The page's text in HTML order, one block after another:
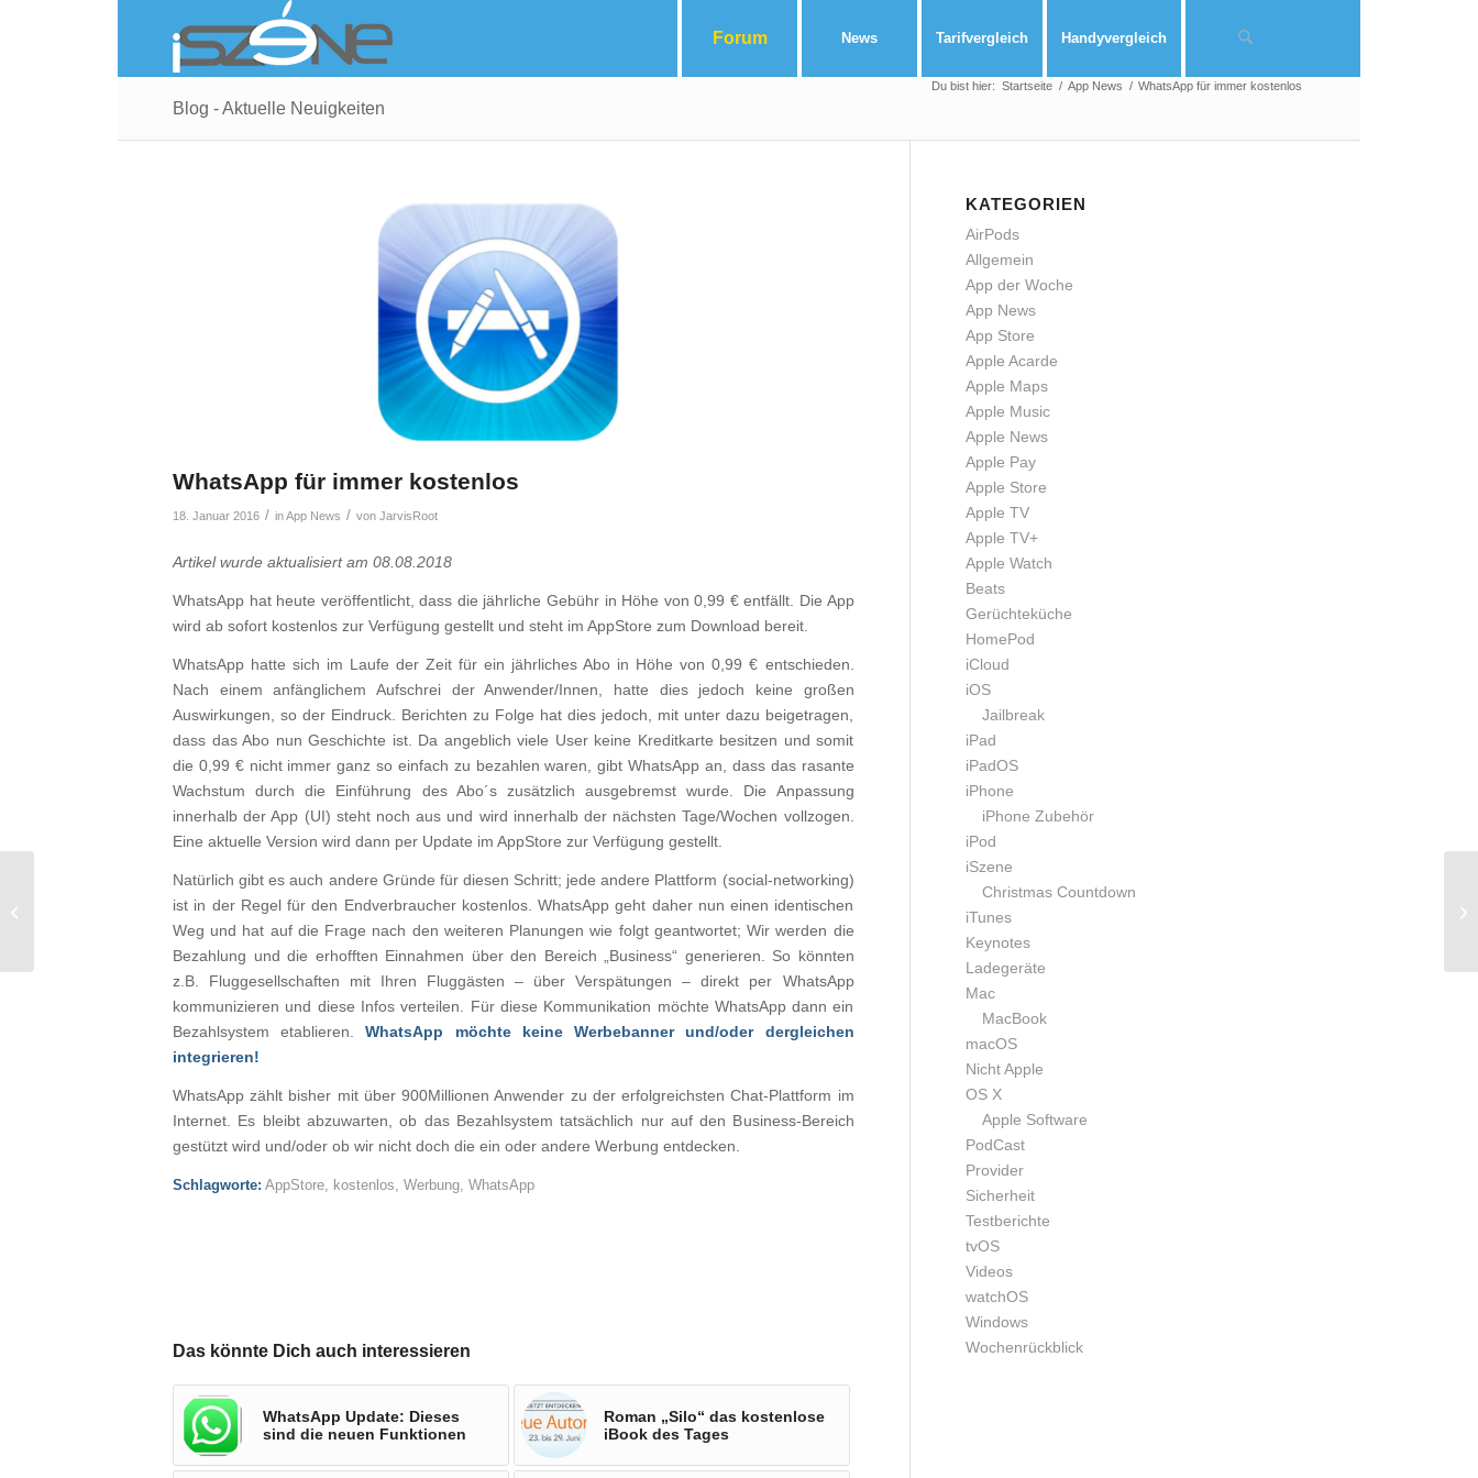
Forum News Tarifvergleich Handyvergleich
Blog - Aktuelle Neuigkeiten
Du bist hier: Startseite / App News / WhatsApp für immer kostenlos
WhatsApp für immer kostenlos
18. Januar 2016 / inApp News / von JarvisRoot
Artikel wurde aktualisiert am 08.08.2018
WhatsApp hat heute veröffentlicht, dass die jährliche Gebühr in Höhe von 0,99 € entfällt. Die App
wird ab sofort kostenlos zur Verfügung gestellt und steht im AppStore zum Download bereit.
WhatsApp hatte sich im Laufe der Zeit für ein jährliches Abo in Höhe von 0,99 € entschieden.
Nach einem anfänglichem Aufschrei der Anwender/Innen, hatte dies jedoch keine großen
Auswirkungen, so der Eindruck. Berichten zu Folge hat dies jedoch, mit unter dazu beigetragen,
dass das Abo nun Geschichte ist. Da angeblich viele User keine Kreditkarte besitzen und somit
die 0,99 € nicht immer ganz so einfach zu bezahlen waren, gibt WhatsApp an, dass das rasante
Wachstum durch die Einführung des Abo´s zusätzlich ausgebremst wurde. Die Anpassung
innerhalb der App (UI) steht noch aus und wird innerhalb der nächsten Tage/Wochen vollzogen.
Eine aktuelle Version wird dann per Update im AppStore zur Verfügung gestellt.
Natürlich gibt es auch andere Gründe für diesen Schritt; jede andere Plattform (social-networking)
ist in der Regel für den Endverbraucher kostenlos. WhatsApp geht daher nun einen identischen
Weg und hat auf die Frage nach den weiteren Planungen wie folgt geantwortet; Wir werden die
Bezahlung und die erhofften Einnahmen über den Bereich „Business“ generieren. So könnten
z.B. Fluggesellschaften mit Ihren Fluggästen – über Verspätungen – direkt per WhatsApp
kommunizieren und diese Infos verteilen. Für diese Kommunikation möchte WhatsApp dann ein
Bezahlsystem etablieren.WhatsApp möchte keine Werbebanner und/oder dergleichen
integrieren!
WhatsApp zählt bisher mit über 900Millionen Anwender zu der erfolgreichsten Chat-Plattform im
Internet. Es bleibt abzuwarten, ob das Bezahlsystem tatsächlich nur auf den Business-Bereich
gestützt wird und/oder ob wir nicht doch die ein oder andere Werbung entdecken.
Schlagworte: AppStore, kostenlos, Werbung, WhatsApp
Das könnte Dich auch interessieren
WhatsApp Update: Dieses
sind die neuen Funktionen
Roman „Silo“ das kostenlose
iBook des Tages
KATEGORIEN
AirPods
Allgemein
App der Woche
App News
App Store
Apple Acarde
Apple Maps
Apple Music
Apple News
Apple Pay
Apple Store
Apple TV
Apple TV+
Apple Watch
Beats
Gerüchteküche
HomePod
iCloud
iOS
Jailbreak
iPad
iPadOS
iPhone
iPhone Zubehör
iPod
iSzene
Christmas Countdown
iTunes
Keynotes
Ladegeräte
Mac
MacBook
macOS
Nicht Apple
OS X
Apple Software
PodCast
Provider
Sicherheit
Testberichte
tvOS
Videos
watchOS
Windows
Wochenrückblick